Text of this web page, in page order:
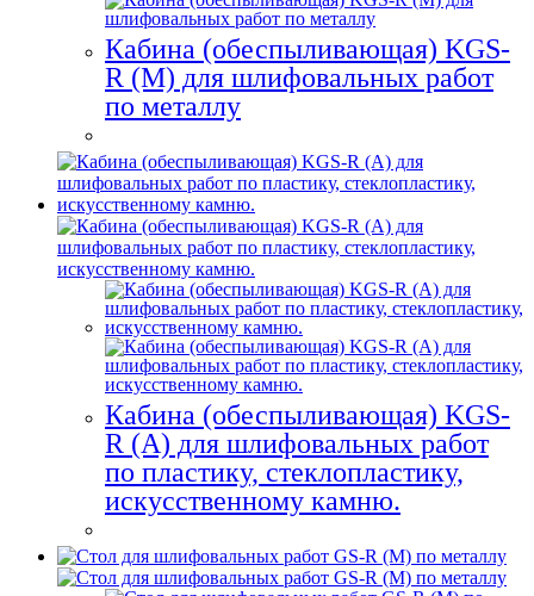
Кабина (обеспыливающая) KGS-
R (M) для шлифовальных работ
по металлу
Кабина (обеспыливающая) KGS-
R (A) для шлифовальных работ
по пластику, стеклопластику,
искусственному камню.